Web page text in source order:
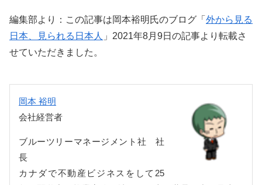
編集部より：この記事は岡本裕明氏のブログ「 外から見る
日本、見られる日本人 」2021年8月9日の記事より転載さ
せていただきました。
岡本 裕明
会社経営者
ブルーツリーマネージメント社 社
長
カナダで不動産ビジネスをして25